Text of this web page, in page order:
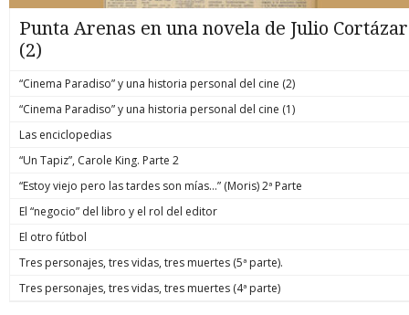
Punta Arenas en una novela de Julio Cortázar
(2)
“Cinema Paradiso” y una historia personal del cine (2)
“Cinema Paradiso” y una historia personal del cine (1)
Las enciclopedias
“Un Tapiz”, Carole King. Parte 2
“Estoy viejo pero las tardes son mías…” (Moris) 2ª Parte
El “negocio” del libro y el rol del editor
El otro fútbol
Tres personajes, tres vidas, tres muertes (5ª parte).
Tres personajes, tres vidas, tres muertes (4ª parte)